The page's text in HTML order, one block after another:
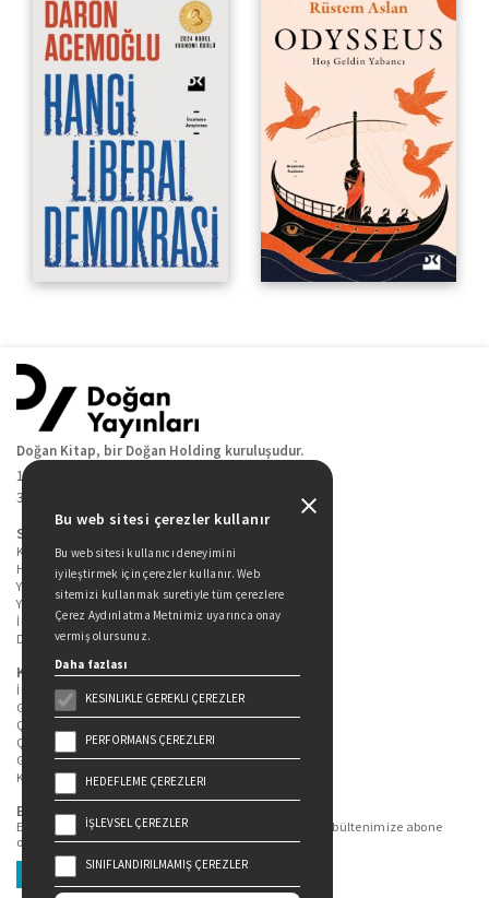
Hoş Geldin Yabancı
Doğan Kitap, bir Doğan Holding kuruluşudur.
19 Mayıs Cad. Golden Plaza No:1 Kat:10
34360 / Şişli / İstanbul
Sitede Yer Alan Sayfalar
Kitaplarımız
Hakkımızda
Yazarlarımız
Yazar Adayları İçin
İletişim
Duygu Asena Roman Ödülü
Kişisel Verilerin Korunması
İlgili Kişi Başvuru Formu
Genel Aydınlatma Metni
Çekiliş Aydınlatma Metni
Çerez Aydınlatma Metni
Gizlilik Politikası
Kullanım Şartları
Bizi Takip Edin...
En güncel kitap ve etkinliklerden haberdar olmak için bültenimize abone
olun.
Üye Ol
Bu web sitesi çerezler kullanır
Bu web sitesi kullanıcı deneyimini
iyileştirmek için çerezler kullanır. Web
sitemizi kullanmak suretiyle tüm çerezlere
Çerez Aydınlatma Metnimiz uyarınca onay
vermiş olursunuz.
Daha fazlası
KESINLIKLE GEREKLI ÇEREZLER
PERFORMANS ÇEREZLERI
HEDEFLEME ÇEREZLERI
İŞLEVSEL ÇEREZLER
SINIFLANDIRILMAMIŞ ÇEREZLER